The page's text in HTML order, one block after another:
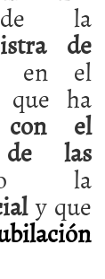
de la
de
en el
que ha
el
las
la
y que